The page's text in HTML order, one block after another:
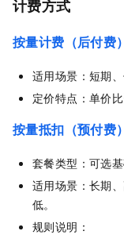
计费方式
按量计费（后付费）
适用场景：短期
定价特点：单价
按量抵扣（预付费）
套餐类型：可选
适用场景：长期
低。
规则说明：